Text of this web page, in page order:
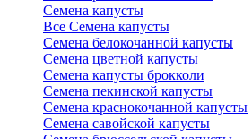
Семена капусты
Все Семена капусты
Семена белокочанной капусты
Семена цветной капусты
Семена капусты брокколи
Семена пекинской капусты
Семена краснокочанной капусты
Семена савойской капусты